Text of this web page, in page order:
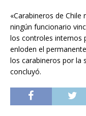
«Carabineros de
ningún funcionario
los controles internos
enloden el
los carabineros por la
concluyó.